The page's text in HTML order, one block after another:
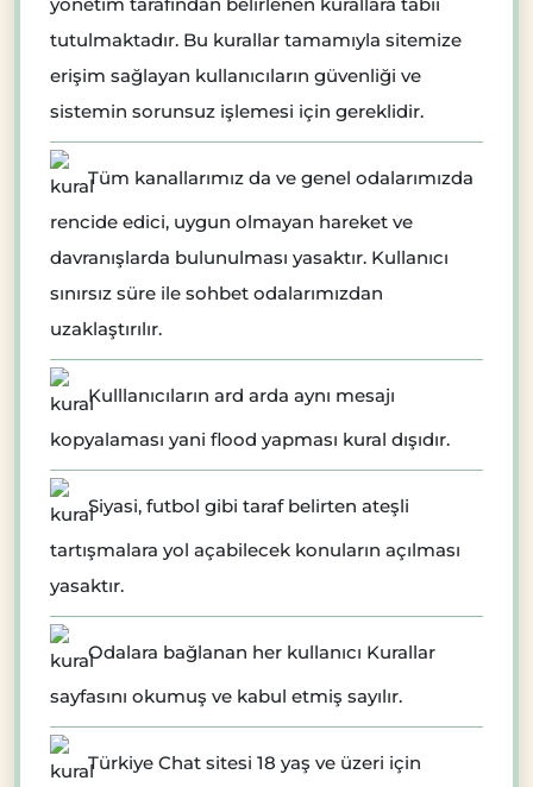
tutulmaktadır. Bu kurallar tamamıyla sitemize
erişim sağlayan kullanıcıların güvenliği ve
sistemin sorunsuz işlemesi için gereklidir.
Tüm kanallarımız da ve genel odalarımızda
rencide edici, uygun olmayan hareket ve
davranışlarda bulunulması yasaktır. Kullanıcı
sınırsız süre ile sohbet odalarımızdan
uzaklaştırılır.
Kulllanıcıların ard arda aynı mesajı
kopyalaması yani flood yapması kural dışıdır.
Siyasi, futbol gibi taraf belirten ateşli
tartışmalara yol açabilecek konuların açılması
yasaktır.
Odalara bağlanan her kullanıcı Kurallar
sayfasını okumuş ve kabul etmiş sayılır.
Türkiye Chat sitesi 18 yaş ve üzeri için